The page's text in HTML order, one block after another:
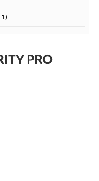
1)
PRO